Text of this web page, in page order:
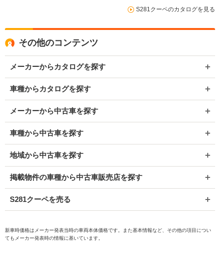
S281クーペのカタログを見る
その他のコンテンツ
メーカーからカタログを探す
車種からカタログを探す
メーカーから中古車を探す
車種から中古車を探す
地域から中古車を探す
掲載物件の車種から中古車販売店を探す
S281クーペを売る
新車時価格はメーカー発表当時の車両本体価格です。また基本情報など、その他の項目につい
てもメーカー発表時の情報に基いています。